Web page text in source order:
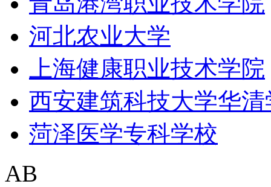
河北农业大学
上海健康职业技术学院
西安建筑科技大学华清
菏泽医学专科学校
AB